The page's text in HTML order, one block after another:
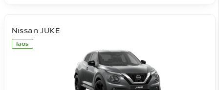
laos
Nissan JUKE